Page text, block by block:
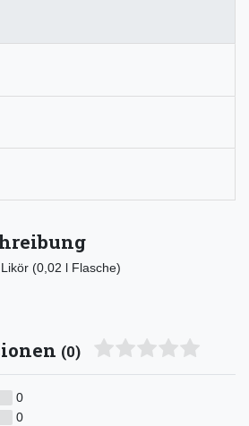
(0,02 l Flasche)
(0)
0
0